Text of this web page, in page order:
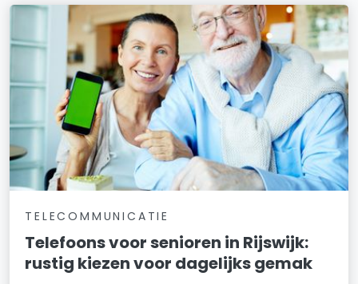
TELECOMMUNICATIE
Telefoons voor senioren in Rijswijk:
rustig kiezen voor dagelijks gemak